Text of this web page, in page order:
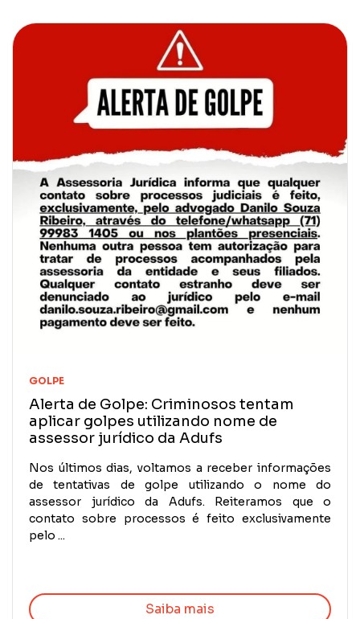
GOLPE
Alerta de Golpe: Criminosos tentam
aplicar golpes utilizando nome de
assessor jurídico da Adufs
Nos últimos dias, voltamos a receber informações
de tentativas de golpe utilizando o nome do
assessor jurídico da Adufs. Reiteramos que o
contato sobre processos é feito exclusivamente
pelo ...
Saiba mais